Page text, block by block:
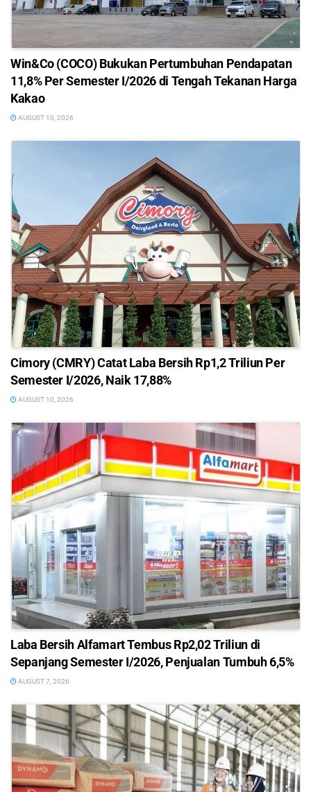
Win&Co (COCO) Bukukan Pertumbuhan Pendapatan
11,8% Per Semester I/2026 di Tengah Tekanan Harga
Kakao
AUGUST 10, 2026
Cimory (CMRY) Catat Laba Bersih Rp1,2 Triliun Per
Semester I/2026, Naik 17,88%
AUGUST 10, 2026
Laba Bersih Alfamart Tembus Rp2,02 Triliun di
Sepanjang Semester I/2026, Penjualan Tumbuh 6,5%
AUGUST 7, 2026